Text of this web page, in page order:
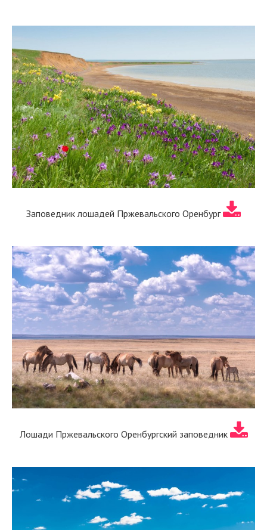
Заповедник лошадей Пржевальского Оренбург
Лошади Пржевальского Оренбургский заповедник